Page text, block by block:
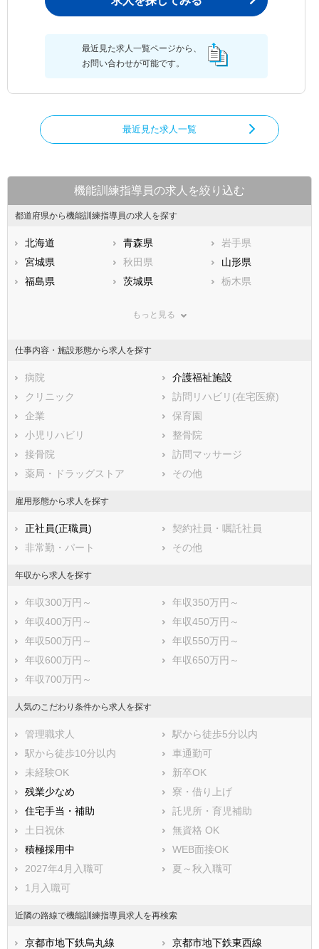
最近見た求人一覧ページから、
お問い合わせが可能です。
最近見た求人一覧
機能訓練指導員の求人を絞り込む
都道府県から機能訓練指導員の求人を探す
北海道 青森県
岩手県
宮城県
秋田県
山形県
福島県
茨城県
栃木県
神奈川県
石川県
福井県
静岡県
三重県
滋賀県
大阪府
兵庫県
鳥取県
広島県
徳島県
香川県
愛媛県
鹿児島県
もっと見る
仕事内容・施設形態から求人を探す
病院
介護福祉施設
クリニック
訪問リハビリ(在宅医療)
企業
保育園
小児リハビリ
整骨院
接骨院
訪問マッサージ
薬局・ドラッグストア
その他
雇用形態から求人を探す
正社員(正職員)
契約社員・嘱託社員
非常勤・パート
その他
年収から求人を探す
年収300万円～
年収350万円～
年収400万円～
年収450万円～
年収500万円～
年収550万円～
年収600万円～
年収650万円～
年収700万円～
人気のこだわり条件から求人を探す
管理職求人
駅から徒歩5分以内
駅から徒歩10分以内
車通勤可
未経験OK
新卒OK
残業少なめ
寮・借り上げ
住宅手当・補助
託児所・育児補助
土日祝休
無資格 OK
積極採用中
WEB面接OK
2027年4月入職可
夏～秋入職可
1月入職可
近隣の路線で機能訓練指導員求人を再検索
京都市地下鉄烏丸線
京都市地下鉄東西線